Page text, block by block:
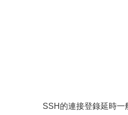
SSH的連接登錄延時一般